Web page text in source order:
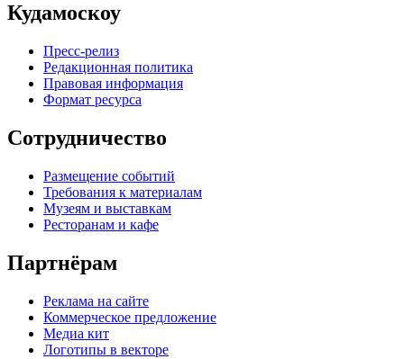
Кудамоскоу
Пресс-релиз
Редакционная политика
Правовая информация
Формат ресурса
Сотрудничество
Размещение событий
Требования к материалам
Музеям и выставкам
Ресторанам и кафе
Партнёрам
Реклама на сайте
Коммерческое предложение
Медиа кит
Логотипы в векторе